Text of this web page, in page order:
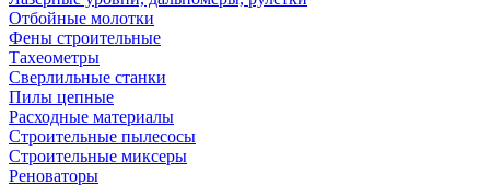
Отбойные молотки
Фены строительные
Тахеометры
Сверлильные станки
Пилы цепные
Расходные материалы
Строительные пылесосы
Строительные миксеры
Реноваторы